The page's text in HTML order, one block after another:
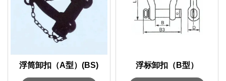
浮筒卸扣（A型）(BS) 浮标卸扣（B型）